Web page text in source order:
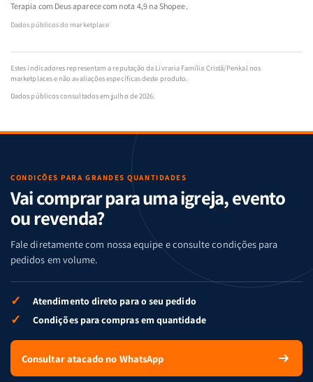
Terapia com Deus aparece com nota 4,9 na Shopee.
Dados públicos do marketplace
Estes indicadores representam a reputação da Livraria Família Cristã/Penkal nos
marketplaces e não avaliações específicas deste produto.
Dados públicos consultados em julho de 2026.
CONDIÇÕES PARA GRANDES QUANTIDADES
Vai comprar para uma igreja, evento
ou revenda?
Fale diretamente com nossa equipe e consulte condições para
pedidos em volume.
✓ Atendimento direto para o seu pedido
✓ Condições para compras em quantidade
Consultar atacado no WhatsApp